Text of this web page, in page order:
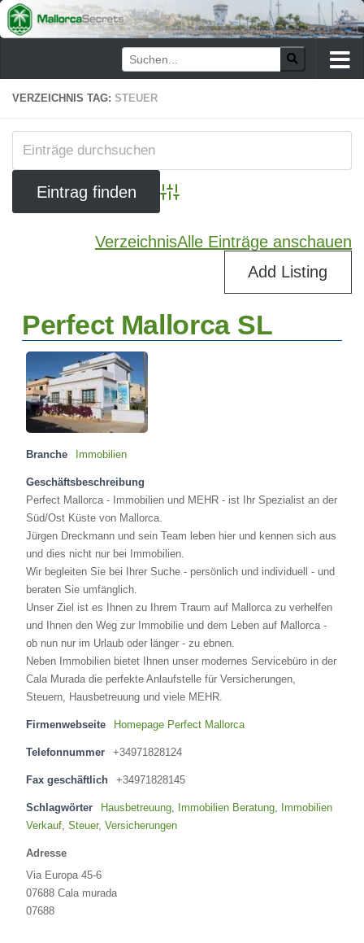
Zum Inhalt springen
VERZEICHNIS TAG: STEUER
Advanced Search
VerzeichnisAlle Einträge anschauen
Add Listing
Perfect Mallorca SL
Branche Immobilien
Geschäftsbeschreibung
Perfect Mallorca - Immobilien und MEHR - ist Ihr Spezialist an der
Süd/Ost Küste von Mallorca.
Jürgen Dreckmann und sein Team leben hier und kennen sich aus
und dies nicht nur bei Immobilien.
Wir begleiten Sie bei Ihrer Suche - persönlich und individuell - und
beraten Sie umfänglich.
Unser Ziel ist es Ihnen zu Ihrem Traum auf Mallorca zu verhelfen
und Ihnen den Weg zur Immobilie und dem Leben auf Mallorca -
ob nun nur im Urlaub oder länger - zu ebnen.
Neben Immobilien bietet Ihnen unser modernes Servicebüro in der
Cala Murada die perfekte Anlaufstelle für Versicherungen,
Steuern, Hausbetreuung und viele MEHR.
Firmenwebseite Homepage Perfect Mallorca
Telefonnummer +34971828124
Fax geschäftlich +34971828145
Schlagwörter Hausbetreuung, Immobilien Beratung,
Immobilien
Verkauf, Steuer, Versicherungen
Adresse
Via Europa 45-6
07688 Cala murada
07688